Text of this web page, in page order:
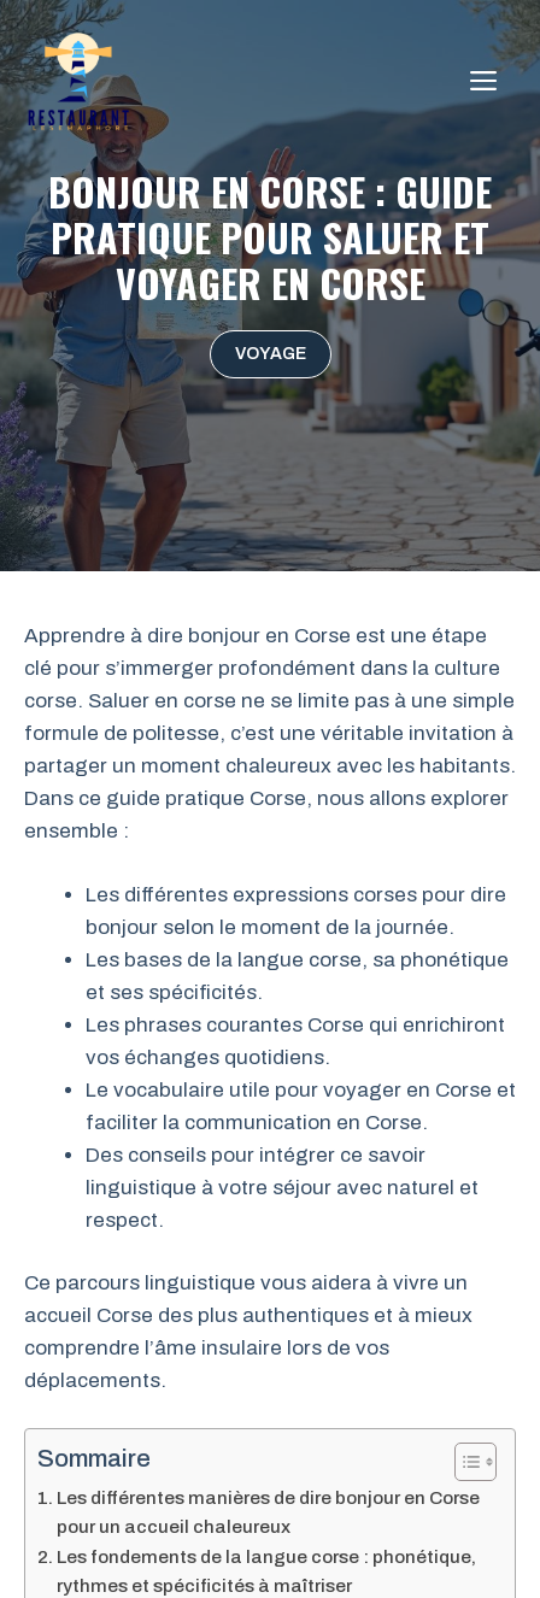
Aller
au
contenu
BONJOUR EN CORSE : GUIDE
PRATIQUE POUR SALUER ET
VOYAGER EN CORSE
VOYAGE
Apprendre à dire bonjour en Corse est une étape
clé pour s’immerger profondément dans la culture
corse. Saluer en corse ne se limite pas à une simple
formule de politesse, c’est une véritable invitation à
partager un moment chaleureux avec les habitants.
Dans ce guide pratique Corse, nous allons explorer
ensemble :
Les différentes expressions corses pour dire
bonjour selon le moment de la journée.
Les bases de la langue corse, sa phonétique
et ses spécificités.
Les phrases courantes Corse qui enrichiront
vos échanges quotidiens.
Le vocabulaire utile pour voyager en Corse et
faciliter la communication en Corse.
Des conseils pour intégrer ce savoir
linguistique à votre séjour avec naturel et
respect.
Ce parcours linguistique vous aidera à vivre un
accueil Corse des plus authentiques et à mieux
comprendre l’âme insulaire lors de vos
déplacements.
Sommaire
Les différentes manières de dire bonjour en Corse
pour un accueil chaleureux
Les fondements de la langue corse : phonétique,
rythmes et spécificités à maîtriser